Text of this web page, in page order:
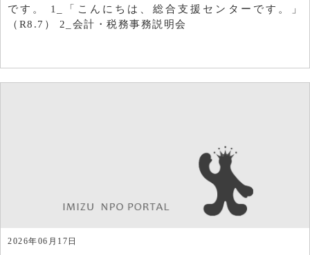
です。 1_「こんにちは、総合支援センターです。」
（R8.7） 2_会計・税務事務説明会
2026年06月17日